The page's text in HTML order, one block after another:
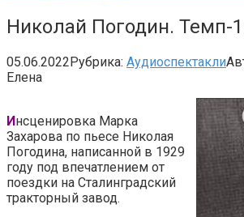
Николай Погодин. Темп-
05.06.2022Рубрика: Аудиоспектакли
Елена
Инсценировка Марка
Захарова по пьесе Николая
Погодина, написанной в 1929
году под впечатлением от
поездки на Сталинградский
тракторный завод.